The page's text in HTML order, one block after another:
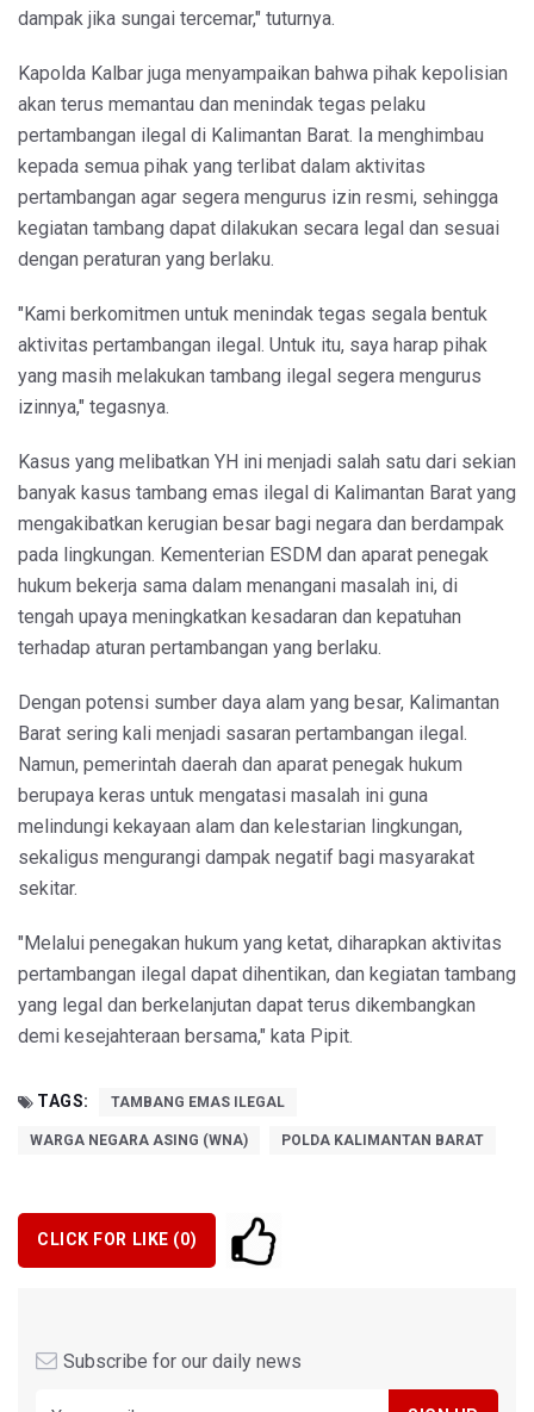
dampak jika sungai tercemar," tuturnya.
Kapolda Kalbar juga menyampaikan bahwa pihak kepolisian
akan terus memantau dan menindak tegas pelaku
pertambangan ilegal di Kalimantan Barat. Ia menghimbau
kepada semua pihak yang terlibat dalam aktivitas
pertambangan agar segera mengurus izin resmi, sehingga
kegiatan tambang dapat dilakukan secara legal dan sesuai
dengan peraturan yang berlaku.
"Kami berkomitmen untuk menindak tegas segala bentuk
aktivitas pertambangan ilegal. Untuk itu, saya harap pihak
yang masih melakukan tambang ilegal segera mengurus
izinnya," tegasnya.
Kasus yang melibatkan YH ini menjadi salah satu dari sekian
banyak kasus tambang emas ilegal di Kalimantan Barat yang
mengakibatkan kerugian besar bagi negara dan berdampak
pada lingkungan. Kementerian ESDM dan aparat penegak
hukum bekerja sama dalam menangani masalah ini, di
tengah upaya meningkatkan kesadaran dan kepatuhan
terhadap aturan pertambangan yang berlaku.
Dengan potensi sumber daya alam yang besar, Kalimantan
Barat sering kali menjadi sasaran pertambangan ilegal.
Namun, pemerintah daerah dan aparat penegak hukum
berupaya keras untuk mengatasi masalah ini guna
melindungi kekayaan alam dan kelestarian lingkungan,
sekaligus mengurangi dampak negatif bagi masyarakat
sekitar.
"Melalui penegakan hukum yang ketat, diharapkan aktivitas
pertambangan ilegal dapat dihentikan, dan kegiatan tambang
yang legal dan berkelanjutan dapat terus dikembangkan
demi kesejahteraan bersama," kata Pipit.
TAGS: TAMBANG EMAS ILEGAL
WARGA NEGARA ASING (WNA) POLDA KALIMANTAN BARAT
CLICK FOR LIKE (0)
Subscribe for our daily news